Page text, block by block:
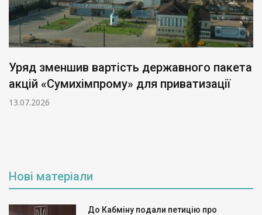
Уряд зменшив вартість державного пакета
акцій «Сумихімпрому» для приватизації
13.07.2026
Нові матеріали
До Кабміну подали петицію про